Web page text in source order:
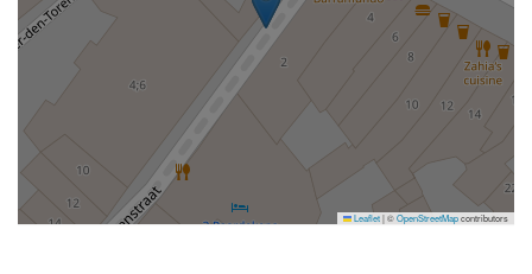
Leaflet|©OpenStreetMapcontributors